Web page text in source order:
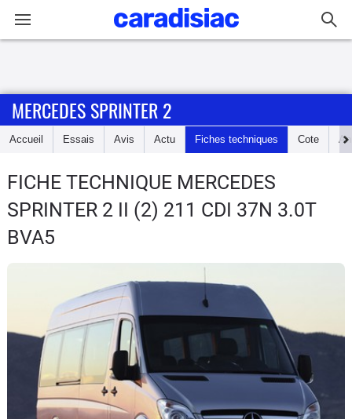
Accueil
Essais
Guide
d'achat
Utilitaires
Flottes
Auto
MERCEDES SPRINTER 2
Accueil Essais Avis Actu Fiches techniques Cote
FICHE TECHNIQUE MERCEDES
SPRINTER 2 II (2) 211 CDI 37N 3.0T
BVA5